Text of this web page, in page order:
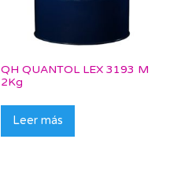
QH QUANTOL LEX 3193 M
2Kg
Leer más